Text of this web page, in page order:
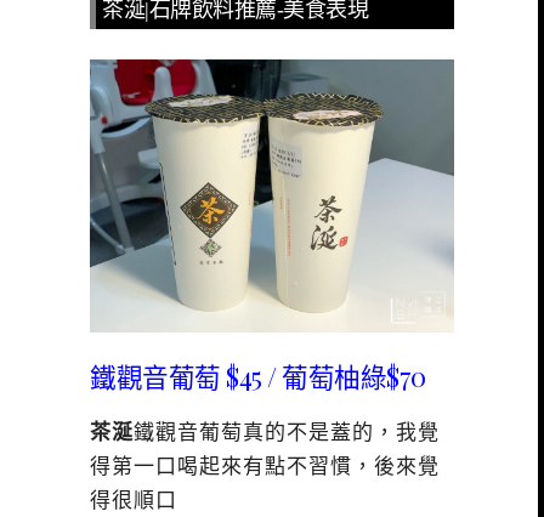
茶涎|石牌飲料推薦-美食表現
鐵觀音葡萄 $45 / 葡萄柚綠$70
茶涎鐵觀音葡萄真的不是蓋的，我覺
得第一口喝起來有點不習慣，後來覺
得很順口